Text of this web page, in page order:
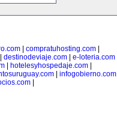
| compratuhosting.com|
destinodeviaje.com e-loteria.com
hotelesyhospedaje.com
| infogobierno.com|